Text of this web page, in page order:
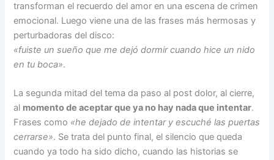
transforman el recuerdo del amor en una escena de crimen
emocional. Luego viene una de las frases más hermosas y
perturbadoras del disco:
«fuiste un sueño que me dejó dormir cuando hice un nido
en tu boca».
La segunda mitad del tema da paso al post dolor, al cierre,
al momento de aceptar que ya no hay nada que intentar.
Frases como «he dejado de intentar y escuché las puertas
cerrarse». Se trata del punto final, el silencio que queda
cuando ya todo ha sido dicho, cuando las historias se